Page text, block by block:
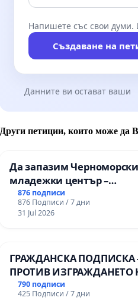
Напишете със свои думи.
Създаване на
Данните ви остават ваши
Други петиции, които може да
Да запазим Черноморски
младежки център –
пространство за младите
Варна
876 подписи
876 Подписи / 7 дни
31 Jul 2026
ГРАЖДАНСКА ПОДПИСКА
ПРОТИВ ИЗГРАЖДАНЕТО
ВЪЖЕНА ЛИНИЯ (ЛИФТ) НА
ТЕРИТОРИЯТА НА
790 подписи
425 Подписи / 7 дни